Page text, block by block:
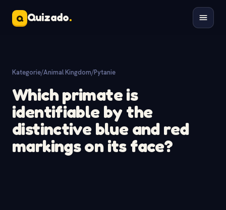
Q Quizado.
Kategorie/Animal Kingdom/Pytanie
Which primate is
identifiable by the
distinctive blue and red
markings on its face?